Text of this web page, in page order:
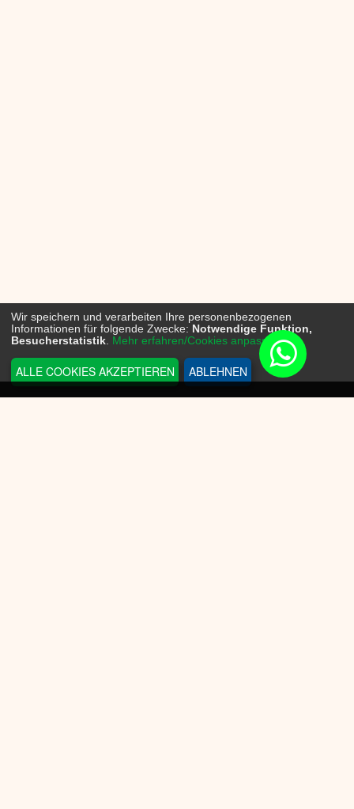
Wir speichern und verarbeiten Ihre personenbezogenen
Informationen für folgende Zwecke: Notwendige Funktion,
Besucherstatistik Mehr erfahren/Cookies anpassen...
ALLE COOKIES AKZEPTIEREN ABLEHNEN